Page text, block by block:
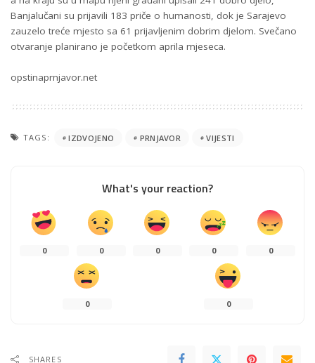
Banjalučani su prijavili 183 priče o humanosti, dok je Sarajevo
zauzelo treće mjesto sa 61 prijavljenim dobrim djelom. Svečano
otvaranje planirano je početkom aprila mjeseca.
opstinaprnjavor.net
TAGS: IZDVOJENO PRNJAVOR VIJESTI
What's your reaction?
0 0 0 0 0
0 0
SHARES